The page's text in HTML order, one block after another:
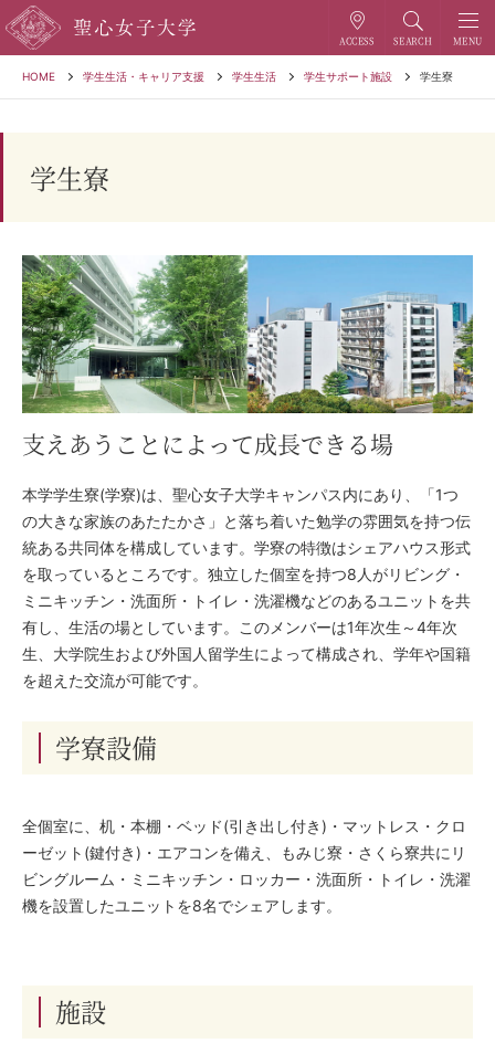
HOME 学生生活・キャリア支援 学生生活 学生サポート施設 学生寮
学生寮
支えあうことによって成長できる場
本学学生寮(学寮)は、聖心女子大学キャンパス内にあり、「1つ
の大きな家族のあたたかさ」と落ち着いた勉学の雰囲気を持つ伝
統ある共同体を構成しています。学寮の特徴はシェアハウス形式
を取っているところです。独立した個室を持つ8人がリビング・
ミニキッチン・洗面所・トイレ・洗濯機などのあるユニットを共
有し、生活の場としています。このメンバーは1年次生～4年次
生、大学院生および外国人留学生によって構成され、学年や国籍
を超えた交流が可能です。
学寮設備
全個室に、机・本棚・ベッド(引き出し付き)・マットレス・クロ
ーゼット(鍵付き)・エアコンを備え、もみじ寮・さくら寮共にリ
ビングルーム・ミニキッチン・ロッカー・洗面所・トイレ・洗濯
機を設置したユニットを8名でシェアします。
施設